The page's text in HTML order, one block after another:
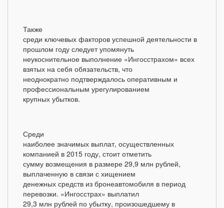
Также
среди ключевых факторов успешной деятельности в
прошлом году следует упомянуть
неукоснительное выполнение «Ингосстрахом» всех
взятых на себя обязательств, что
неоднократно подтверждалось оперативным и
профессиональным урегулированием
крупных убытков.
Среди
наиболее значимых выплат, осуществленных
компанией в 2015 году, стоит отметить
сумму возмещения в размере 29,9 млн рублей,
выплаченную в связи с хищением
денежных средств из бронеавтомобиля в период
перевозки. «Ингосстрах» выплатил
29,3 млн рублей по убытку, произошедшему в